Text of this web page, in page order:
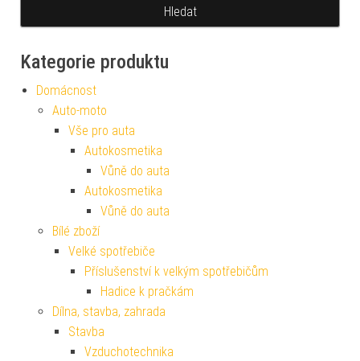
Kategorie produktu
Domácnost
Auto-moto
Vše pro auta
Autokosmetika
Vůně do auta
Autokosmetika
Vůně do auta
Bílé zboží
Velké spotřebiče
Příslušenství k velkým spotřebičům
Hadice k pračkám
Dílna, stavba, zahrada
Stavba
Vzduchotechnika